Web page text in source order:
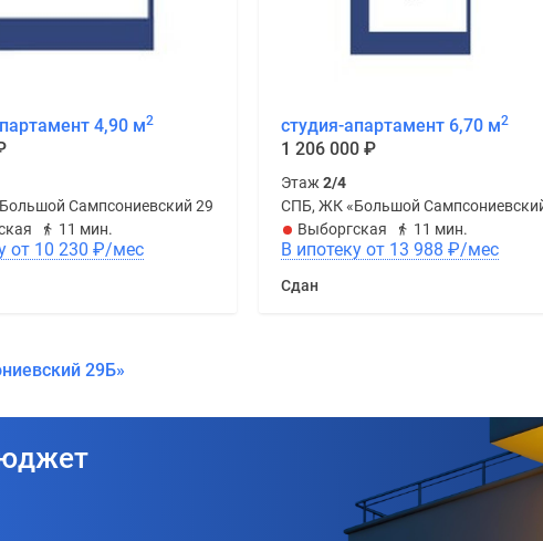
4,90 м2
Сампсониевский 29Б»
11 мин.
В ипотеку от 10 230 ₽/мес
студия-апартамент 6,70 м2
1 206 000 ₽
Этаж2/4
СПБ, ЖК «Большой Сампсониевский
Выборгская
11 мин.
В ипотеку от 13 988 ₽/мес
Сдан
29Б»